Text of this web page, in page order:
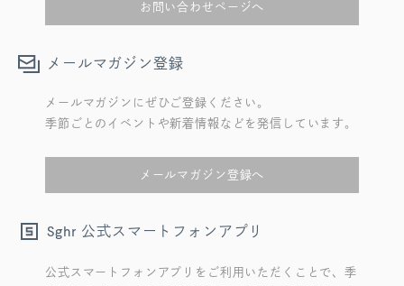
お問い合わせページへ
メールマガジン登録
メールマガジンにぜひご登録ください。
季節ごとのイベントや新着情報などを発信しています。
メールマガジン登録へ
Sghr 公式スマートフォンアプリ
公式スマートフォンアプリをご利用いただくことで、季